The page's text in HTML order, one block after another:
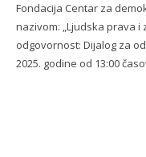
Fondacija Centar za
nazivom: „Ljudska prava
odgovornost: Dijalog za
2025. godine od 13:00